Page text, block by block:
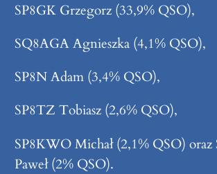
SP8GK Grzegorz (33,9% QSO),
SQ8AGA Agnieszka (4,1% QSO),
SP8N Adam (3,4% QSO),
SP8TZ Tobiasz (2,6% QSO),
SP8KWO Michał (2,1% QSO) oraz
Paweł (2% QSO).